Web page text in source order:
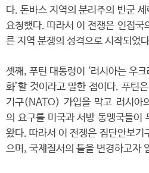
다. 돈바스 지역의 분리주의 반군
요청했다. 따라서 이 전쟁은 인접국
른 지역 분쟁의 성격으로 시작되었
셋째, 푸틴 대통령이 ‘러시아는 우
화’할 것이라고 말한 점이다. 푸틴
기구(NATO) 가입을 막고 러시아
의 요구를 미국과 서방 동맹국들이
왔다. 따라서 이 전쟁은 집단안보기
으며, 국제질서의 틀을 변경하고자